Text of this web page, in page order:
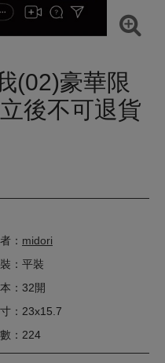
(02)豪華限
後不可退貨
： midori
：平裝
：32開
：23x15.7
：224